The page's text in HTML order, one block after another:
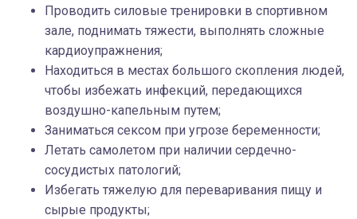
Проводить силовые тренировки в спортивном
зале, поднимать тяжести, выполнять сложные
кардиоупражнения;
Находиться в местах большого скопления людей,
чтобы избежать инфекций, передающихся
воздушно-капельным путем;
Заниматься сексом при угрозе беременности;
Летать самолетом при наличии сердечно-
сосудистых патологий;
Избегать тяжелую для переваривания пищу и
сырые продукты;